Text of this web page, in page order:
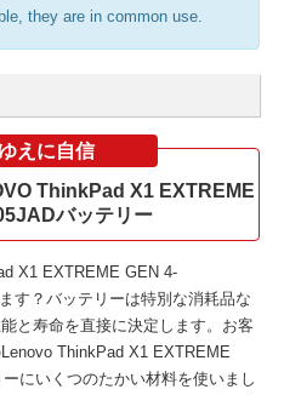
they are in common use.
えに自信
ThinkPad X1 EXTREME
バッテリー
X1 EXTREME GEN 4-
す？バッテリーは特別な消耗品な
と寿命を直接に決定します。お客
Lenovo ThinkPad X1 EXTREME
にいくつのたかい材料を使いまし